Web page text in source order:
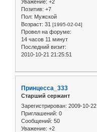
Уважение: +2
Позитив: +7
Пол: Мужской
Возраст: 31 [1995-02-04]
Провел на форуме:
14 часов 11 минут
Последний визит:
2010-10-21 21:25:51
Принцесса_333
Старший сержант
Зарегистрирован: 2009-10-22
Приглашений: 0
Сообщений: 50
Уважение: +2